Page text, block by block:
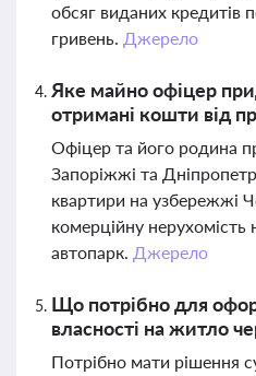
обсяг виданих кредитів
гривень. Джерело
Яке майно офіцер
отримані кошти від
Офіцер та його родина
Запоріжжі та
квартири на узбережжі
комерційну
автопарк. Джерело
Що потрібно для
власності на житло
Потрібно мати рішення